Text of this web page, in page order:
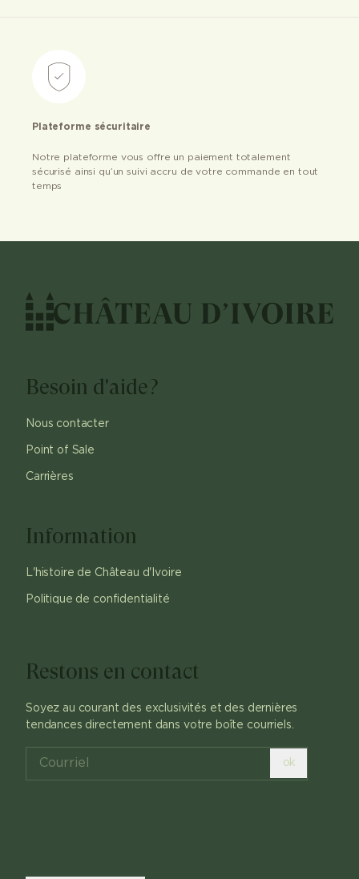
Plateforme sécuritaire
Notre plateforme vous offre un paiement totalement
sécurisé ainsi qu’un suivi accru de votre commande en tout
temps
Besoin d'aide?
Nous contacter
Point of Sale
Carrières
Information
L'histoire de Château d'Ivoire
Politique de confidentialité
Restons en contact
Soyez au courant des exclusivités et des dernières
tendances directement dans votre boîte courriels.
ok